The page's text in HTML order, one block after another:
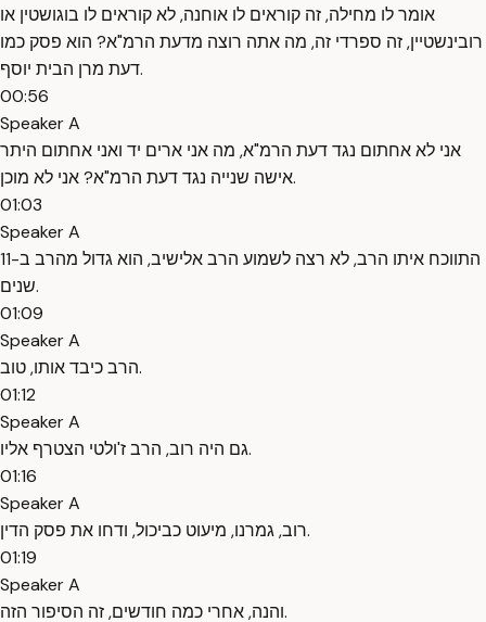
אומר לו מחילה, זה קוראים לו אוחנה, לא קוראים לו בוגושטין או
רובינשטיין, זה ספרדי זה, מה אתה רוצה מדעת הרמ"א? הוא פסק כמו
דעת מרן הבית יוסף.
00:56
Speaker A
אני לא אחתום נגד דעת הרמ"א, מה אני ארים יד ואני אחתום היתר
אישה שנייה נגד דעת הרמ"א? אני לא מוכן.
01:03
Speaker A
התווכח איתו הרב, לא רצה לשמוע הרב אלישיב, הוא גדול מהרב ב-11
שנים.
01:09
Speaker A
הרב כיבד אותו, טוב.
01:12
Speaker A
גם היה רוב, הרב ז'ולטי הצטרף אליו.
01:16
Speaker A
רוב, גמרנו, מיעוט כביכול, ודחו את פסק הדין.
01:19
Speaker A
והנה, אחרי כמה חודשים, זה הסיפור הזה.